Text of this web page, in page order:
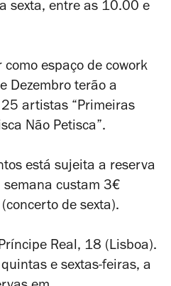
sexta, entre as 10.00 e
como espaço de cowork
Dezembro terão a
artistas “Primeiras
Não Petisca”.
está sujeita a reserva
custam 3€
de sexta).
Real, 18 (Lisboa).
e sextas-feiras, a